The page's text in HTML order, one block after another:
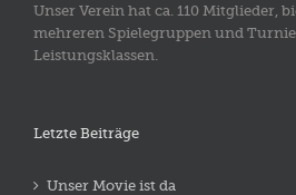
Unser Verein hat ca. 110 Mitglieder,
mehreren Spielegruppen und
Leistungsklassen.
Letzte Beiträge
Unser Movie ist da